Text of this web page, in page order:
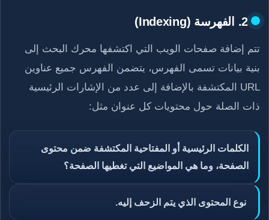
2. الفهرسة (Indexing)
تتم إضافة صفحات الويب التي اكتشفها محرك البحث إلى
بنية بيانات تسمى الفهرس، يتضمن الفهرس جميع عناوين
URL المكتشفة بالإضافة إلى عدد من الإشارات الرئيسية
ذات الصلة حول محتويات كل عنوان مثل:
الكلمات الرئيسية أو المفتاحية المكتشفة ضمن محتوى
الصفحة، وما هي المواضيع التي تغطيها الصفحة؟
نوع المحتوى الذي يتم الزحف إليه.